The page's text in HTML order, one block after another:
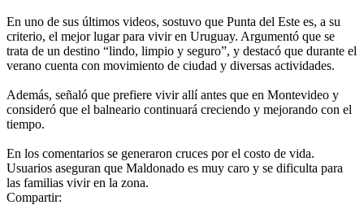
En uno de sus últimos videos, sostuvo que Punta del Este es, a su
criterio, el mejor lugar para vivir en Uruguay. Argumentó que se
trata de un destino “lindo, limpio y seguro”, y destacó que durante el
verano cuenta con movimiento de ciudad y diversas actividades.
Además, señaló que prefiere vivir allí antes que en Montevideo y
consideró que el balneario continuará creciendo y mejorando con el
tiempo.
En los comentarios se generaron cruces por el costo de vida.
Usuarios aseguran que Maldonado es muy caro y se dificulta para
las familias vivir en la zona.
Compartir: